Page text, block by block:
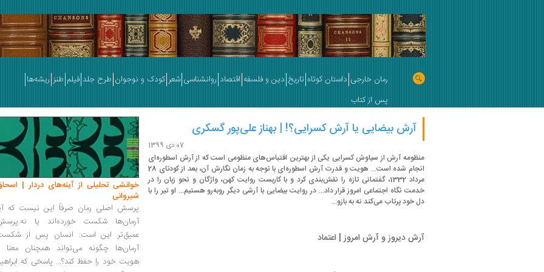
رمان خارجی داستان کوتاه تاریخ دین و فلسفه اقتصاد روانشناسی شعر کودک و نوجوان طرح جلد فیلم طنز ریشه‌ها
پس از کتاب
آرش بیضایی یا آرش کسرایی؟! | بهناز علی‌پور گسکری
07 دی 1399
منظومه آرش از سیاوش کسرایی یکی از بهترین اقتباس‌های منظومی است که از آرش اسطوره‌ای
انجام شده است... هویت و قدرت آرش اسطوره‌ای با توجه به زمان نگارش آن، بعد از کودتای 28
مرداد 1332، گفتمانی تازه را نقش‌بندی کرد و با کاربست روایت کهن، واژگان و نحو زبان را در
خدمت نگاه اجتماعی امروز قرار داد... در روایت بیضایی با آرشی دیگر روبه‌رو هستیم... او تیر را با
دل خود پرتاب می‌کند نه به بازو...
آرش دیروز و آرش امروز | اعتماد
خوانشی تحلیلی از آینه‌های دردار |
شیروانی
پرسش اصلی رمان صرفاً این نیست که
آرمان‌ها شکست خورده‌اند یا
عمیق‌تر این است: انسان پس از
آرمان‌ها چگونه می‌تواند همچنان معنا
هویت خود را حفظ کند؟... پاسخی که